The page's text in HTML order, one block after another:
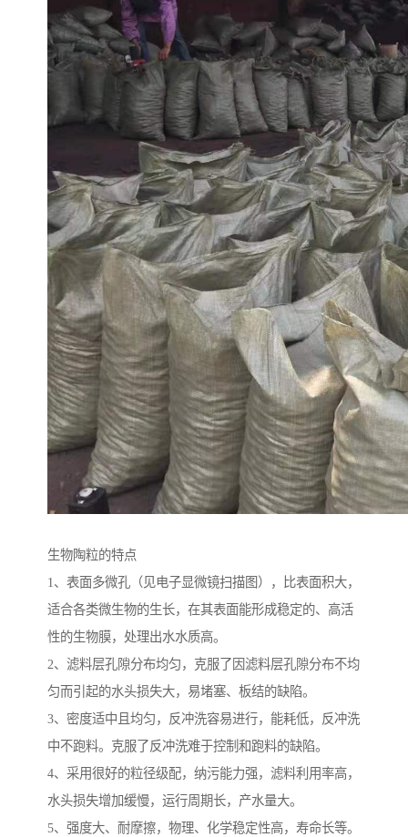
生物陶粒的特点
1、表面多微孔（见电子显微镜扫描图），比表面积大，
适合各类微生物的生长，在其表面能形成稳定的、高活
性的生物膜，处理出水水质高。
2、滤料层孔隙分布均匀，克服了因滤料层孔隙分布不均
匀而引起的水头损失大，易堵塞、板结的缺陷。
3、密度适中且均匀，反冲洗容易进行，能耗低，反冲洗
中不跑料。克服了反冲洗难于控制和跑料的缺陷。
4、采用很好的粒径级配，纳污能力强，滤料利用率高，
水头损失增加缓慢，运行周期长，产水量大。
5、强度大、耐摩擦，物理、化学稳定性高，寿命长等。